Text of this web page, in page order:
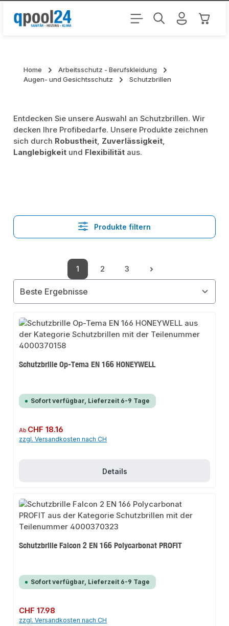
Zum Hauptinhalt springen
Home
Arbeitsschutz - Berufskleidung
Augen- und Gesichtsschutz
Schutzbrillen
Entdecken Sie unsere Auswahl an Schutzbrillen. Wir
decken Ihre Profibedarfe. Unsere Produkte zeichnen
sich durch Robustheit, Zuverlässigkeit,
Langlebigkeit und Flexibilität aus.
Produkte filtern
Seite
1
Seite
2
Seite
3
Schutzbrille Op-Tema EN 166 HONEYWELL
Sofort verfügbar, Lieferzeit 6-9 Tage
Regulärer Preis:
Ab CHF 18.16
zzgl. Versandkosten nach CH
Details
Schutzbrille Falcon 2 EN 166 Polycarbonat PROFIT
Sofort verfügbar, Lieferzeit 6-9 Tage
Regulärer Preis:
CHF 17.98
zzgl. Versandkosten nach CH